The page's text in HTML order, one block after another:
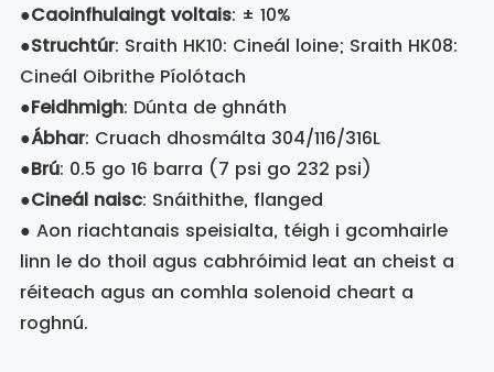
●Caoinfhulaingt voltais: ± 10%
●Struchtúr: Sraith HK10: Cineál loine; Sraith HK08:
Cineál Oibrithe Píolótach
●Feidhmigh: Dúnta de ghnáth
●Ábhar: Cruach dhosmálta 304/116/316L
●Brú: 0.5 go 16 barra (7 psi go 232 psi)
●Cineál naisc: Snáithithe, flanged
● Aon riachtanais speisialta, téigh i gcomhairle
linn le do thoil agus cabhróimid leat an cheist a
réiteach agus an comhla solenoid cheart a
roghnú.